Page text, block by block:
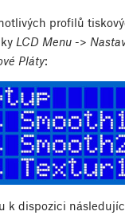
profilů
LCD Menu ->
Pláty:
k dispozici